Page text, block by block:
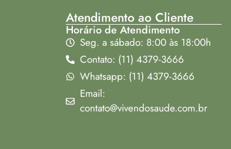
Atendimento ao Cliente
Horário de Atendimento
Seg. a sábado: 8:00 às 18:00h
Contato: (11) 4379-3666
Whatsapp: (11) 4379-3666
Email:
contato@vivendosaude.com.br